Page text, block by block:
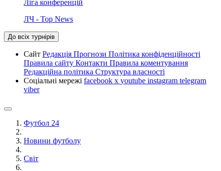
Ліга конференцій
ЛЧ - Top News
До всіх турнірів
Сайт Редакція Прогнози Політика конфіденційності
Правила сайту Контакти Правила коментування
Редакційна політика Структура власності
Соціальні мережі facebook x youtube instagram telegram
viber
Футбол 24
Новини футболу
Світ